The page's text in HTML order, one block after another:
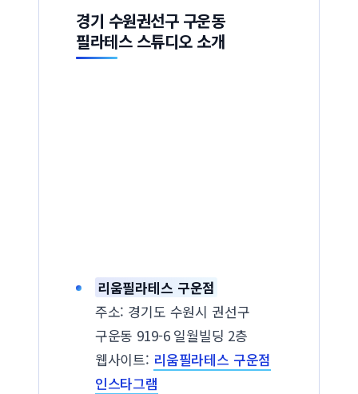
경기 수원권선구 구운동
필라테스 스튜디오 소개
리움필라테스 구운점
주소: 경기도 수원시 권선구
구운동 919-6 일월빌딩 2층
웹사이트: 리움필라테스 구운점
인스타그램